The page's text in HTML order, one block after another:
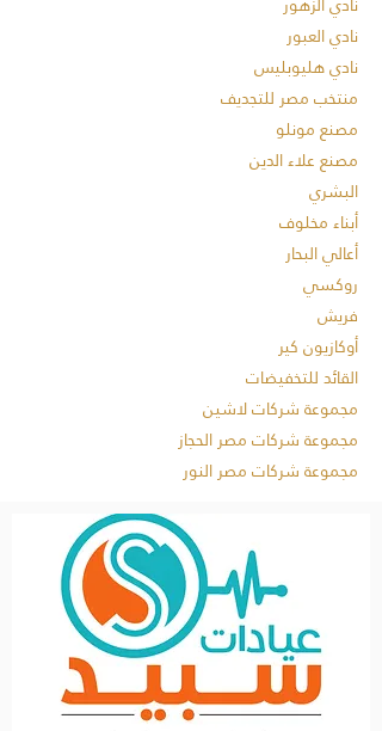
نادي العبور
نادي هليوبليس
منتخب مصر للتجديف
مصنع مونلو
مصنع علاء الدين
البشري
أبناء مخلوف
أعالي البحار
روكسي
فريش
أوكازيون كير
القائد للتخفيضات
مجموعة شركات لاشين
مجموعة شركات مصر الحجاز
مجموعة شركات مصر النور